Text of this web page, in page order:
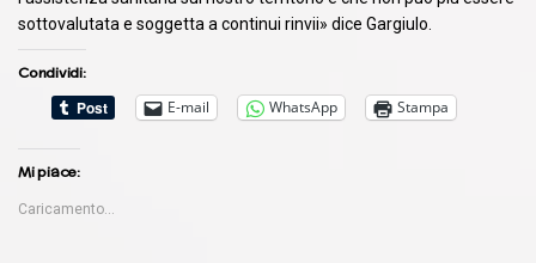
sottovalutata e soggetta a continui rinvii» dice Gargiulo.
Condividi:
E-mail
WhatsApp Stampa
Mi piace:
Caricamento...